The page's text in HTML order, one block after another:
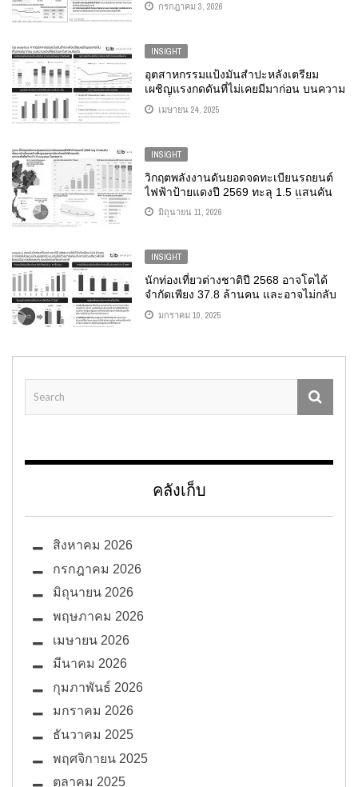
กรกฎาคม 3, 2026
INSIGHT
อุตสาหกรรมแป้งมันสำปะหลังเตรียม
เผชิญแรงกดดันที่ไม่เคยมีมาก่อน บนความ
หวังที่ยังมีเวลาในการปรับตัว
เมษายน 24, 2025
INSIGHT
วิกฤตพลังงานดันยอดจดทะเบียนรถยนต์
ไฟฟ้าป้ายแดงปี 2569 ทะลุ 1.5 แสนคัน
แนะหนุนพัฒนาด้านโครงสร้างพื้นฐาน
และสถานีชาร์จรถไฟฟ้ารองรับ เพื่อสร้าง
ยาว
มิถุนายน 11, 2026
INSIGHT
นักท่องเที่ยวต่างชาติปี 2568 อาจโตได้
จำกัดเพียง 37.8 ล้านคน และอาจไม่กลับ
ไปแตะระดับสูงสุดเดิม แนะรับมือด้วยการ
ยกระดับการท่องเที่ยวเพื่อให้ไทยยังคงเป็น
มกราคม 10, 2025
คลังเก็บ
สิงหาคม 2026
กรกฎาคม 2026
มิถุนายน 2026
พฤษภาคม 2026
เมษายน 2026
มีนาคม 2026
กุมภาพันธ์ 2026
มกราคม 2026
ธันวาคม 2025
พฤศจิกายน 2025
ตุลาคม 2025